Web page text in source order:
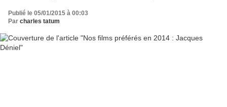
Publié le 05/01/2015 à 00:03
Par charles tatum